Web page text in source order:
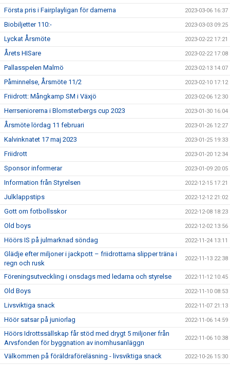
Första pris i Fairplayligan för damerna 2023-03-06 16:37
Biobiljetter 110:- 2023-03-03 09:25
Lyckat Årsmöte 2023-02-22 17:21
Årets HISare 2023-02-22 17:08
Pallasspelen Malmö 2023-02-13 14:07
Påminnelse, Årsmöte 11/2 2023-02-10 17:12
Friidrott: Mångkamp SM i Växjö 2023-02-06 12:30
Herrseniorerna i Blomsterbergs cup 2023 2023-01-30 16:04
Årsmöte lördag 11 februari 2023-01-26 12:27
Kalvinknatet 17 maj 2023 2023-01-25 19:33
Friidrott 2023-01-20 12:34
Sponsor informerar 2023-01-09 20:05
Information från Styrelsen 2022-12-15 17:21
Julklappstips 2022-12-12 21:02
Gott om fotbollsskor 2022-12-08 18:23
Old boys 2022-12-02 13:56
Höörs IS på julmarknad söndag 2022-11-24 13:11
Glädje efter miljoner i jackpott – friidrottarna slipper träna i
regn och rusk
2022-11-13 22:38
Föreningsutveckling i onsdags med ledarna och styrelse 2022-11-12 10:45
Old Boys 2022-11-10 08:53
Livsviktiga snack 2022-11-07 21:13
Höör satsar på juniorlag 2022-11-06 14:59
Höörs Idrottssällskap får stöd med drygt 5 miljoner från
Arvsfonden för byggnation av inomhusanläggn
2022-11-06 10:38
Välkommen på föräldraföreläsning - livsviktiga snack 2022-10-26 15:30